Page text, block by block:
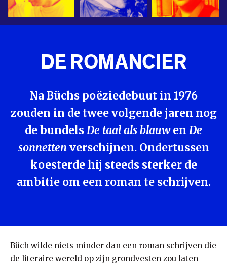
DE ROMANCIER
Na Büchs poëziedebuut in 1976
zouden in de twee volgende jaren nog
de bundelsDe taal als blauwenDe
sonnetten verschijnen. Ondertussen
koesterde hij steeds sterker de
ambitie om een roman te schrijven.
Büch wilde niets minder dan een roman schrijven die
de literaire wereld op zijn grondvesten zou laten